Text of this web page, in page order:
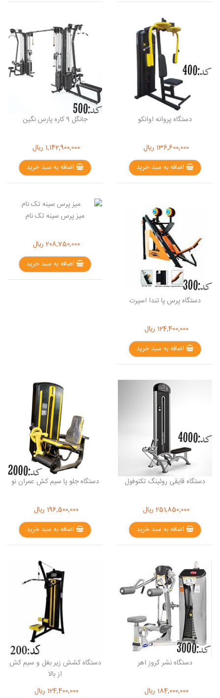
دستگاه پروانه اوانکو
136,600,000 ریال
اضافه به سبد خرید
جانگل 9 کاره پارس نگین
1,142,900,000 ریال
اضافه به سبد خرید
دستگاه پرس پا تندا اسپرت
124,400,000 ریال
اضافه به سبد خرید
میز پرس سینه تک نام
208,750,000 ریال
اضافه به سبد خرید
دستگاه قایقی روئینگ تکنوفول
251,850,000 ریال
اضافه به سبد خرید
دستگاه جلو پا سیم کش عمران نو
196,500,000 ریال
اضافه به سبد خرید
دستگاه نشر کروز اهر
184,000,000 ریال
دستگاه کشش زیر بغل و سیم کش
از بالا
124,400,000 ریال